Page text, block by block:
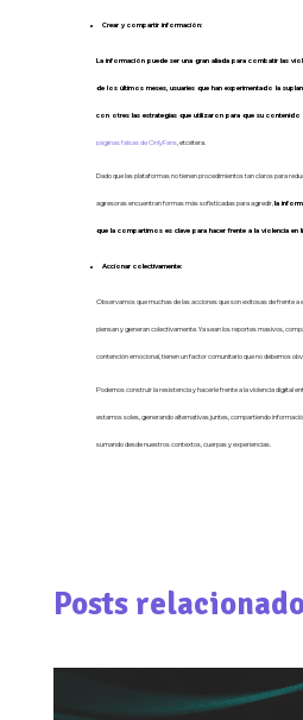
Crear y compartir información:
La información puede ser una gran aliada para combatir las
de los últimos meses, usuaries que han experimentado la
con otres las estrategias que utilizaron para que su contenido
páginas falsas de OnlyFans , etcétera.
Dado que las plataformas no tienen procedimientos tan claros para
agresoras encuentran formas más sofisticadas para agredir, la
que la compartimos es clave para hacer frente a la violencia en
Accionar colectivamente:
Observamos que muchas de las acciones que son exitosas de frente a
piensan y generan colectivamente. Ya sean los reportes masivos,
contención emocional, tienen un factor comunitario que no debemos
Podemos construir la resistencia y hacerle frente a la violencia digital
estamos soles, generando alternativas juntes, compartiendo
sumando desde nuestros contextos, cuerpas y experiencias.
Posts